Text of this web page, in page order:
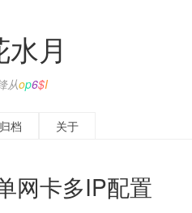
月
从磨*QTH
归档 关于
网卡多IP配置